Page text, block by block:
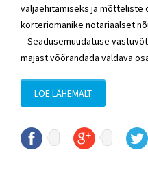
väljaehitamiseks ja mõtteliste
korteriomanike notariaalset
– Seadusemuudatuse
majast võõrandada valdava
LOE LÄHEMALT